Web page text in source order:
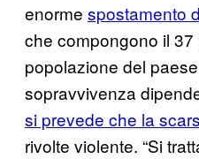
enorme spostamento
che compongono il
popolazione del
sopravvivenza
si prevede che la
rivolte violente. “Si